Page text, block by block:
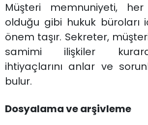
Müşteri memnuniyeti,
olduğu gibi hukuk büroları
önem taşır. Sekreter,
samimi ilişkiler
ihtiyaçlarını anlar ve
bulur.
Dosyalama ve arşivleme